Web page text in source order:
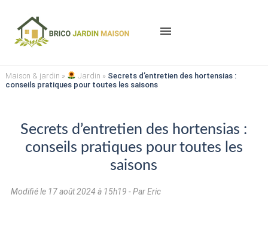
menu
Maison & jardin » Jardin » Secrets d’entretien des hortensias :
conseils pratiques pour toutes les saisons
Secrets d’entretien des hortensias :
conseils pratiques pour toutes les
saisons
Modifié le 17 août 2024 à 15h19 - Par Eric